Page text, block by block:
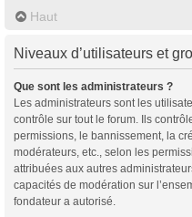
Haut
Niveaux d’utilisateurs et
Que sont les administrateurs ?
Les administrateurs sont les
contrôle sur tout le forum. Ils
permissions, le bannissement, la
modérateurs, etc., selon les
attribuées aux autres
capacités de modération sur
fondateur a autorisé.